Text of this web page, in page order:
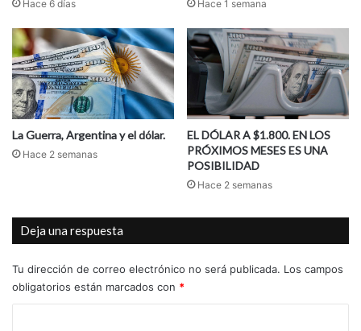
Hace 6 días Hace 1 semana
La Guerra, Argentina y el dólar.
Hace 2 semanas
EL DÓLAR A $1.800. EN LOS
PRÓXIMOS MESES ES UNA
POSIBILIDAD
Hace 2 semanas
Deja una respuesta
Tu dirección de correo electrónico no será publicada. Los campos
obligatorios están marcados con *